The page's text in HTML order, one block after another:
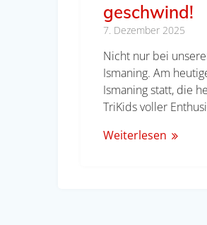
geschwind!
7. Dezember 2025
Nicht nur bei
Ismaning. Am
Ismaning statt, die
TriKids voller
Weiterlesen